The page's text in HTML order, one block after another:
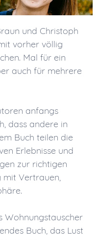
und Christoph
vorher völlig
Mal für ein
auch für mehrere
anfangs
dass andere in
Buch teilen die
Erlebnisse und
zur richtigen
Vertrauen,
Wohnungstauscher
Buch, das Lust